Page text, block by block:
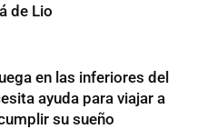
de Lio
en las inferiores del
ayuda para viajar a
su sueño